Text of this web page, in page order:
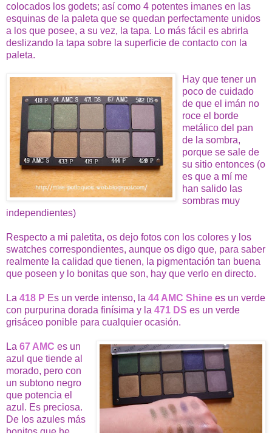
colocados los godets; así como 4 potentes imanes en las
esquinas de la paleta que se quedan perfectamente unidos
a los que posee, a su vez, la tapa. Lo más fácil es abrirla
deslizando la tapa sobre la superficie de contacto con la
paleta.
Hay que tener un
poco de cuidado
de que el imán no
roce el borde
metálico del pan
de la sombra,
porque se sale de
su sitio entonces (o
es que a mí me
han salido las
sombras muy
independientes)
Respecto a mi paletita, os dejo fotos con los colores y los
swatches correspondientes, aunque os digo que, para saber
realmente la calidad que tienen, la pigmentación tan buena
que poseen y lo bonitas que son, hay que verlo en directo.
La 418 P Es un verde intenso, la 44 AMC Shine es un verde
con purpurina dorada finísima y la 471 DS es un verde
grisáceo ponible para cualquier ocasión.
La 67 AMC es un
azul que tiende al
morado, pero con
un subtono negro
que potencia el
azul. Es preciosa.
De los azules más